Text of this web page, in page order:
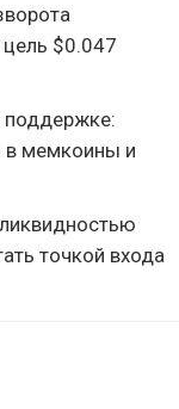
цель $0.047
поддержке:
в мемкоины и
точкой входа